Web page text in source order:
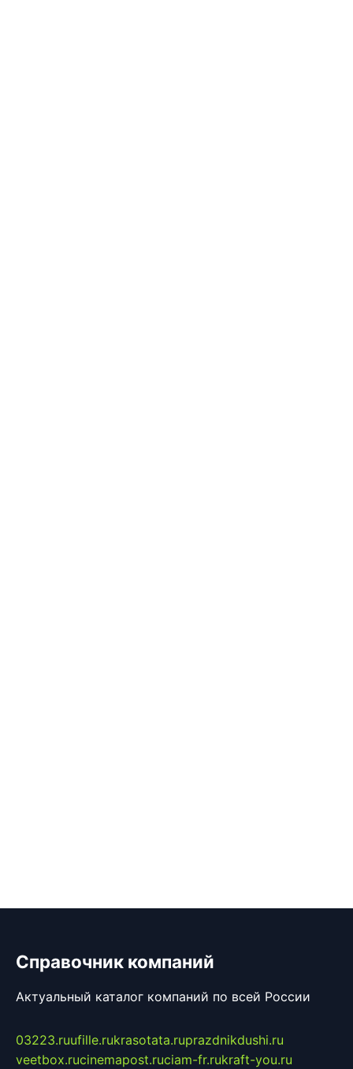
Справочник компаний
Актуальный каталог компаний по всей России
03223.ruufille.rukrasotata.ruprazdnikdushi.ru
veetbox.rucinemapost.ruciam-fr.rukraft-you.ru